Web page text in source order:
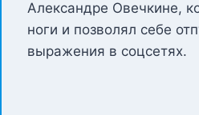
Александре Овечкине,
ноги и позволял себе
выражения в соцсетях.